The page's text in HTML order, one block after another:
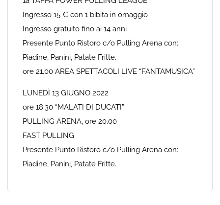
Ingresso 15 € con 1 bibita in omaggio
Ingresso gratuito fino ai 14 anni
Presente Punto Ristoro c/o Pulling Arena con:
Piadine, Panini, Patate Fritte.
ore 21.00 AREA SPETTACOLI LIVE “FANTAMUSICA”
LUNEDÌ 13 GIUGNO 2022
ore 18.30 “MALATI DI DUCATI”
PULLING ARENA, ore 20.00
FAST PULLING
Presente Punto Ristoro c/o Pulling Arena con:
Piadine, Panini, Patate Fritte.